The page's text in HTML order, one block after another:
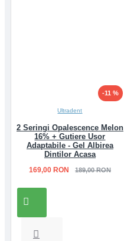
-11 %
Ultradent
2 Seringi Opalescence Melon
16% + Gutiere Usor
Adaptabile - Gel Albirea
Dintilor Acasa
169,00 RON 189,00 RON